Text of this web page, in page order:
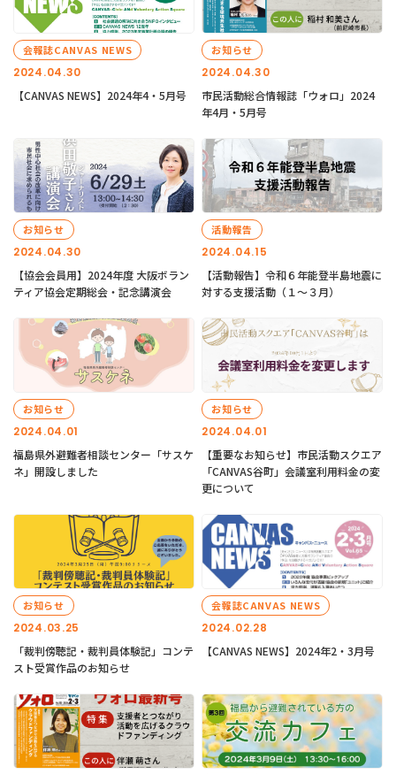
2024.04.30
会報誌CANVAS NEWS
【CANVAS NEWS】2024年4・5月号
2024.04.30
お知らせ
市民活動総合情報誌「ウォロ」2024
年4月・5月号
2024.04.30
お知らせ
【協会会員用】2024年度 大阪ボラン
ティア協会定期総会・記念講演会
2024.04.15
活動報告
【活動報告】令和６年能登半島地震に
対する支援活動（１〜３月）
2024.04.01
お知らせ
福島県外避難者相談センター「サスケ
ネ」開設しました
2024.04.01
お知らせ
【重要なお知らせ】市民活動スクエア
「CANVAS谷町」会議室利用料金の変
更について
2024.03.25
お知らせ
「裁判傍聴記・裁判員体験記」コンテ
スト受賞作品のお知らせ
2024.02.28
会報誌CANVAS NEWS
【CANVAS NEWS】2024年2・3月号